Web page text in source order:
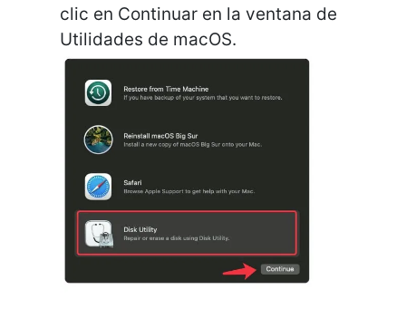
clic en Continuar en la ventana de
Utilidades de macOS.